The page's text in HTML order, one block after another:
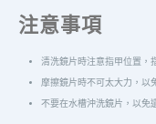
注意事項
清洗鏡片時注意指甲位置，
摩擦鏡片時不可太大力，以
不要在水槽沖洗鏡片，以免